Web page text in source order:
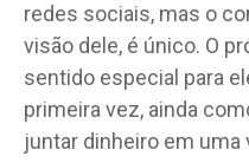
redes sociais, mas o
visão dele, é único. O
sentido especial para
primeira vez, ainda
juntar dinheiro em uma